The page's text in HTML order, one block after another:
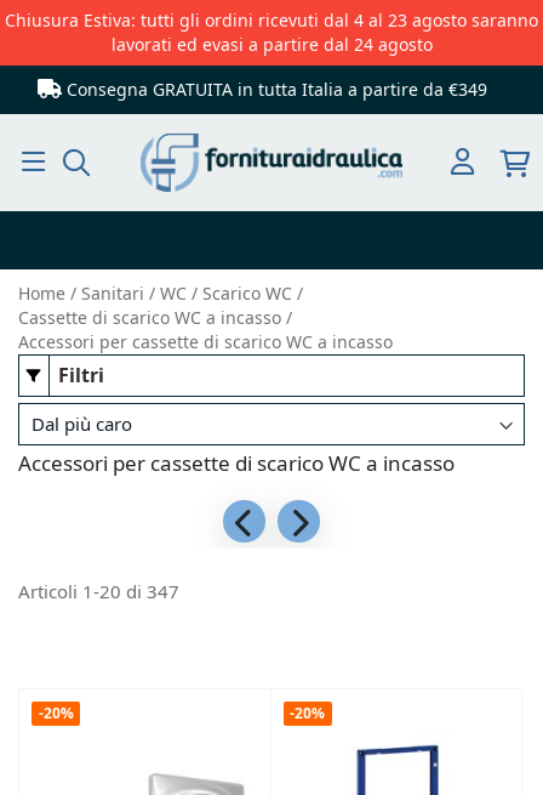
Chiusura Estiva: tutti gli ordini ricevuti dal 4 al 23 agosto saranno
lavorati ed evasi a partire dal 24 agosto
Consegna GRATUITA in tutta Italia a partire da €349
Home Sanitari WC
Scarico WC
Cassette di scarico WC a incasso
Accessori per cassette di scarico WC a incasso
Accessori per cassette di scarico WC a incasso
Articoli 1-20 di 347
-20% -20%
Filtri